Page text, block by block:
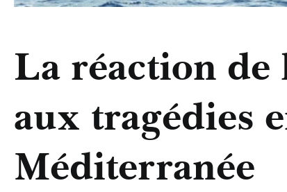
La réaction de
aux tragédies
Méditerranée